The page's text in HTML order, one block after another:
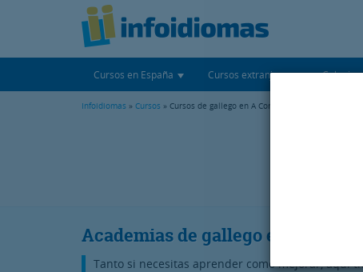
Cursos en España Cursos extranjero
Infoidiomas » Cursos » Cursos de gallego en A Coruña
Academias de gallego en A Coruña
Tanto si necesitas aprender como mejorar, aquí